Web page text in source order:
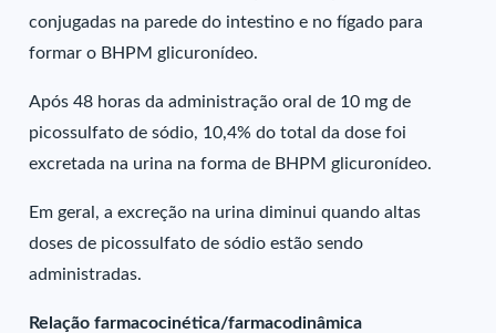
conjugadas na parede do intestino e no fígado para
formar o BHPM glicuronídeo.
Após 48 horas da administração oral de 10 mg de
picossulfato de sódio, 10,4% do total da dose foi
excretada na urina na forma de BHPM glicuronídeo.
Em geral, a excreção na urina diminui quando altas
doses de picossulfato de sódio estão sendo
administradas.
Relação farmacocinética/farmacodinâmica